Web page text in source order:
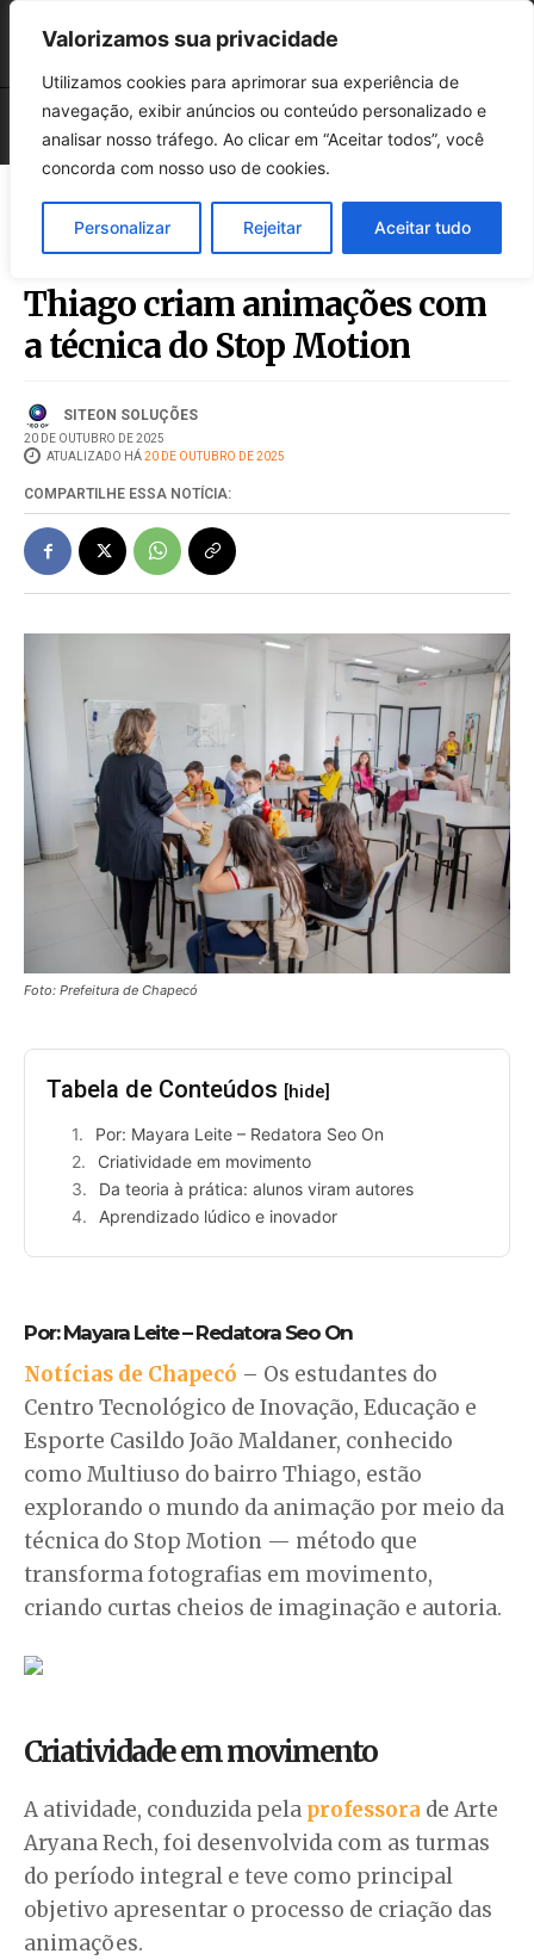
Valorizamos sua privacidade
Utilizamos cookies para aprimorar sua experiência de
navegação, exibir anúncios ou conteúdo personalizado e
analisar nosso tráfego. Ao clicar em “Aceitar todos”, você
concorda com nosso uso de cookies.
Personalizar Rejeitar Aceitar tudo
Estudantes do Multiuso
Thiago criam animações com
a técnica do Stop Motion
SITEON SOLUÇÕES
20 DE OUTUBRO DE 2025
ATUALIZADO HÁ20 DE OUTUBRO DE 2025
COMPARTILHE ESSA NOTÍCIA:
Foto: Prefeitura de Chapecó
Tabela de Conteúdos [hide]
Por: Mayara Leite – Redatora Seo On
Criatividade em movimento
Da teoria à prática: alunos viram autores
Aprendizado lúdico e inovador
Por: Mayara Leite – Redatora Seo On
Notícias de Chapecó – Os estudantes do
Centro Tecnológico de Inovação, Educação e
Esporte Casildo João Maldaner, conhecido
como Multiuso do bairro Thiago, estão
explorando o mundo da animação por meio da
técnica do Stop Motion — método que
transforma fotografias em movimento,
criando curtas cheios de imaginação e autoria.
Criatividade em movimento
A atividade, conduzida pela professora de Arte
Aryana Rech, foi desenvolvida com as turmas
do período integral e teve como principal
objetivo apresentar o processo de criação das
animações.